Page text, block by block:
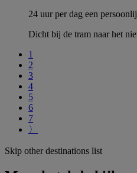
24 uur per dag een
Dicht bij de tram naar het
1
2
3
4
5
6
7
〉
Skip other destinations list